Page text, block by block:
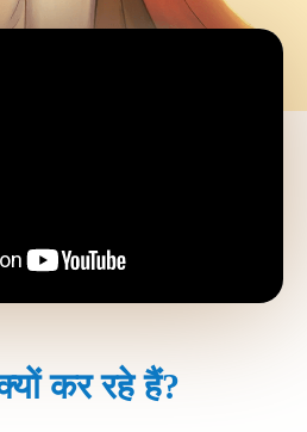
कर रहे हैं?